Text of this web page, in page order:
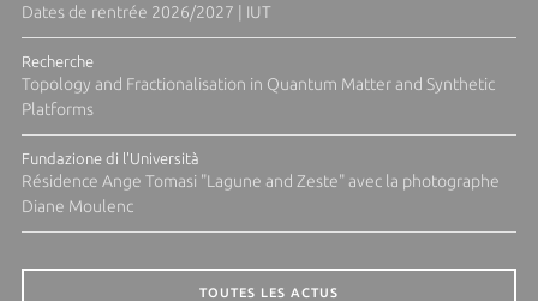
Dates de rentrée 2026/2027 | IUT
Recherche
Topology and Fractionalisation in Quantum Matter and Synthetic
Platforms
Fundazione di l'Università
Résidence Ange Tomasi "Lagune and Zeste" avec la photographe
Diane Moulenc
TOUTES LES ACTUS